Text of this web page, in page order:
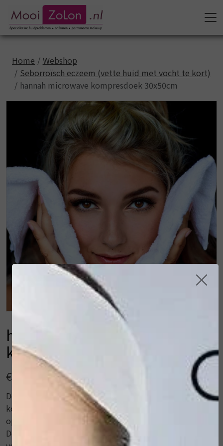
Home
Webshop
Seborroïsch eczeem (vette huid met vocht te kort)
hannah microwave kompresdoek 30x50cm
hannah microwave
kompresdoek 30x50cm
€ 11,00
Door gebruik te maken van een microwave
kompresdoek tijdens het reinigen, geeft u de huid een
optimale reiniging en een extra hydratatie boost.
Doordat u de vochtige doek in de magnetron
×